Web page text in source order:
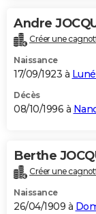
Andre
Créer une
Naissance
17/09/1923 à
Décès
08/10/1996 à
Berthe
Créer une
Naissance
26/04/1909 à